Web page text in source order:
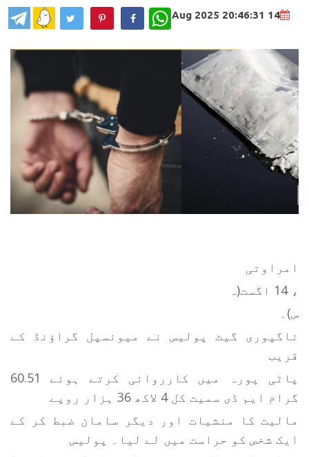
14 Aug 2025 20:46:31
WhatsApp
امراوتی
، 14 اگست(ہ
س)۔
ناگپوری گیٹ پولیس نے میونسپل گراؤنڈ کے
قریب
پاٹی پورہ میں کارروائی کرتے ہوئے 60.51
گرام ایم ڈی سمیت کل 4 لاکھ 36 ہزار روپے
مالیت کا منشیات اور دیگر سامان ضبط کر کے
ایک شخص کو حراست میں لے لیا۔ پولیس